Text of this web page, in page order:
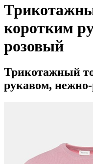
коротким
розовый
Трикотажный
рукавом,